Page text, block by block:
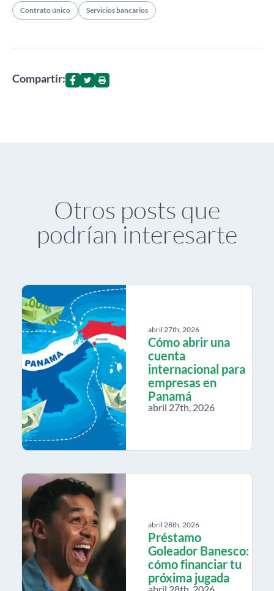
Contrato único Servicios bancarios
Compartir:
Otros posts que
podrían interesarte
abril 27th, 2026
Cómo abrir una
cuenta
internacional para
empresas en
Panamá
abril 27th, 2026
abril 28th, 2026
Préstamo
Goleador Banesco:
cómo financiar tu
próxima jugada
abril 28th, 2026